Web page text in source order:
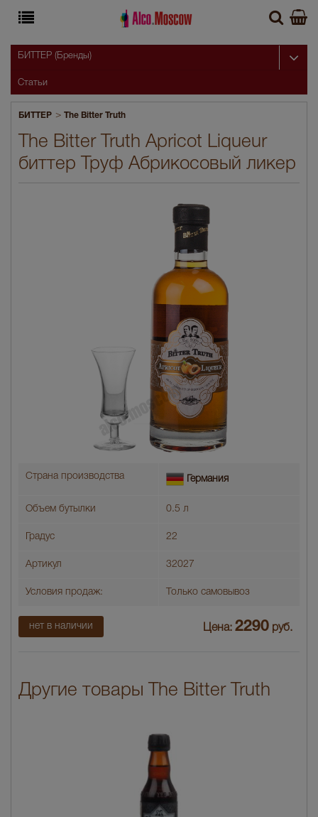
БИТТЕР > The Bitter Truth
The Bitter Truth Apricot Liqueur
биттер Труф Абрикосовый ликер
Страна производства Германия
Объем бутылки 0.5 л
Градус 22
Артикул 32027
Условия продаж: Только самовывоз
нет в наличии Цена: 2290 руб.
Другие товары The Bitter Truth
БИТТЕР (Бренды)
Статьи